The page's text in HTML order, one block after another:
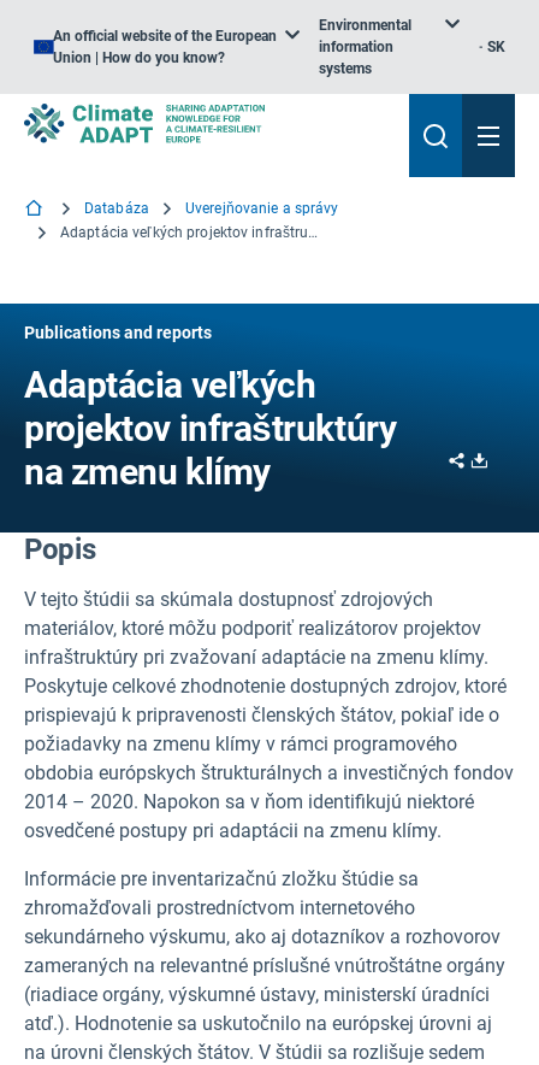
An official website of the European
Union | How do you know?
Environmental
information
systems
SK
Databáza
Uverejňovanie a správy
Adaptácia veľkých projektov infraštruktúry na zmenu klímy
Publications and reports
Adaptácia veľkých
projektov infraštruktúry
na zmenu klímy
Share
Popis
V tejto štúdii sa skúmala dostupnosť zdrojových
materiálov, ktoré môžu podporiť realizátorov projektov
infraštruktúry pri zvažovaní adaptácie na zmenu klímy.
Poskytuje celkové zhodnotenie dostupných zdrojov, ktoré
prispievajú k pripravenosti členských štátov, pokiaľ ide o
požiadavky na zmenu klímy v rámci programového
obdobia európskych štrukturálnych a investičných fondov
2014 – 2020. Napokon sa v ňom identifikujú niektoré
osvedčené postupy pri adaptácii na zmenu klímy.
Informácie pre inventarizačnú zložku štúdie sa
zhromažďovali prostredníctvom internetového
sekundárneho výskumu, ako aj dotazníkov a rozhovorov
zameraných na relevantné príslušné vnútroštátne orgány
(riadiace orgány, výskumné ústavy, ministerskí úradníci
atď.). Hodnotenie sa uskutočnilo na európskej úrovni aj
na úrovni členských štátov. V štúdii sa rozlišuje sedem